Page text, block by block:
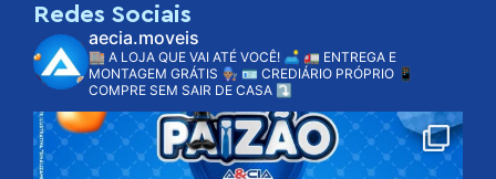
Redes Sociais
aecia.moveis
🏬 A LOJA QUE VAI ATÉ VOCÊ! 🛋️ 🚛 ENTREGA E
MONTAGEM GRÁTIS 👨🏽‍🔧 🪪 CREDIÁRIO PRÓPRIO 📱
COMPRE SEM SAIR DE CASA ⤵️